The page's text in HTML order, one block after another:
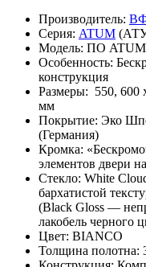
Производитель:
Серия: ATUM
Модель: ПО
Особенность:
конструкция
Размеры: 550, 600
мм
Покрытие: Эко
(Германия)
Кромка:
элементов двери
Стекло: White
бархатистой
(Black Gloss —
лакобель черного
Цвет: BIANCO
Толщина полотна: